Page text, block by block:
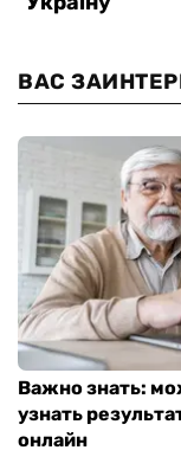
ВАС
Важно знать:
узнать
онлайн